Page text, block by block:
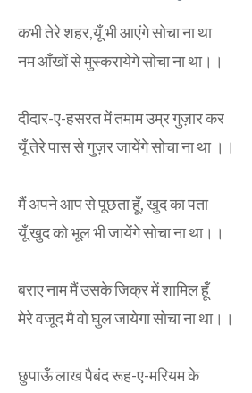
कभी तेरे शहर,यूँ भी आएंगे सोचा ना था
नम आँखों से मुस्करायेगे सोचा ना था।।
दीदार-ए-हसरत में तमाम उम्र गुज़ार कर
यूँ तेरे पास से गुज़र जायेंगे सोचा ना था ।।
मैं अपने आप से पूछता हूँ, खुद का पता
यूँ खुद को भूल भी जायेंगे सोचा ना था।।
बराए नाम मैं उसके जिक्र में शामिल हूँ
मेरे वजूद मै वो घुल जायेगा सोचा ना था।।
छुपाऊँ लाख पैबंद रूह-ए-मरियम के